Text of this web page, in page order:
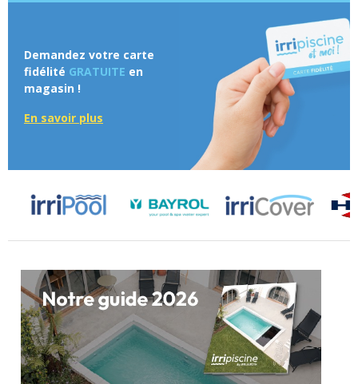
Demandez votre carte
fidélité GRATUITE en
magasin !
En savoir plus